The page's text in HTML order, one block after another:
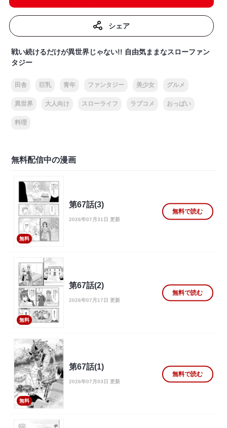
シェア
戦い続けるだけが異世界じゃない!! 自由気ままなスローファン
タジー
田舎 巨乳 青年 ファンタジー 美少女 グルメ
異世界 大人向け スローライフ ラブコメ おっぱい
料理
無料配信中の漫画
無料
第67話(3)
2026年07月31日 更新
無料で読む
無料
第67話(2)
2026年07月17日 更新
無料で読む
無料
第67話(1)
2026年07月03日 更新
無料で読む